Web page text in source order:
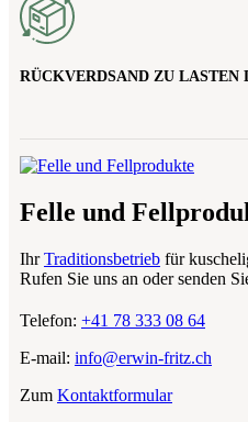
RÜCKVERDSAND ZU LASTEN
Felle und
IhrTraditionsbetrieb für
Rufen Sie uns an oder senden
Telefon: +41 78 333 08 64
E-mail: info@erwin-fritz.ch
Zum Kontaktformular